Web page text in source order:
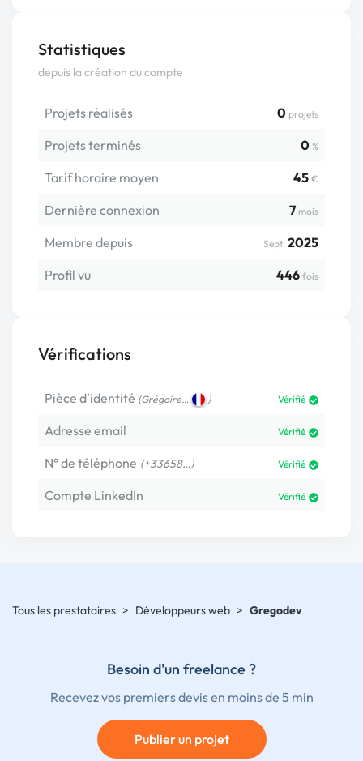
Statistiques
depuis la création du compte
Projets réalisés 0 projets
Projets terminés 0 %
Tarif horaire moyen 45 €
Dernière connexion 7 mois
Membre depuis Sept. 2025
Profil vu
446 fois
Vérifications
Pièce d’identité (Grégoire… ) Vérifié
Adresse email Vérifié
N° de téléphone (+33658…) Vérifié
Compte LinkedIn Vérifié
Tous les prestataires > Développeurs web > Gregodev
Besoin d'un freelance ?
Recevez vos premiers devis en moins de 5 min
Publier un projet